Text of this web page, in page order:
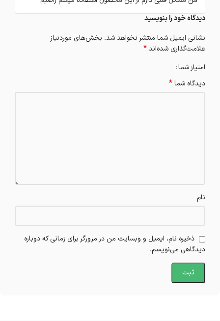
دیدگاه خود را بنویسید
نشانی ایمیل شما منتشر نخواهد شد. بخش‌های موردنیاز
علامت‌گذاری شده‌اند*
امتیاز شما
دیدگاه شما*
نام
ذخیره نام، ایمیل و وبسایت من در مرورگر برای زمانی که دوباره
دیدگاهی می‌نویسم.